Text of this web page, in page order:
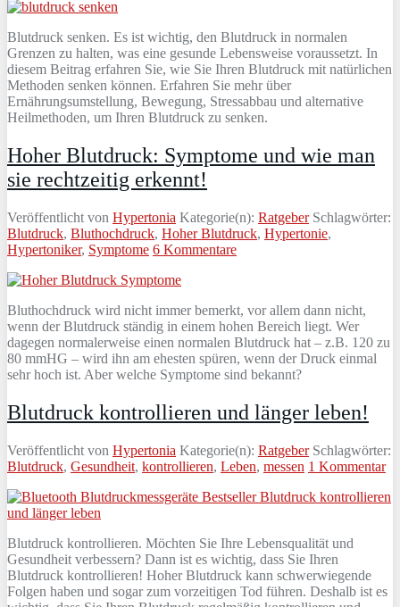
Blutdruck senken. Es ist wichtig, den Blutdruck in normalen
Grenzen zu halten, was eine gesunde Lebensweise voraussetzt. In
diesem Beitrag erfahren Sie, wie Sie Ihren Blutdruck mit natürlichen
Methoden senken können. Erfahren Sie mehr über
Ernährungsumstellung, Bewegung, Stressabbau und alternative
Heilmethoden, um Ihren Blutdruck zu senken.
Hoher Blutdruck: Symptome und wie man
sie rechtzeitig erkennt!
Veröffentlicht von Hypertonia Kategorie(n): RatgeberSchlagwörter:
Blutdruck, Bluthochdruck, Hoher Blutdruck, Hypertonie,
Hypertoniker, Symptome 6 Kommentare
Bluthochdruck wird nicht immer bemerkt, vor allem dann nicht,
wenn der Blutdruck ständig in einem hohen Bereich liegt. Wer
dagegen normalerweise einen normalen Blutdruck hat – z.B. 120 zu
80 mmHG – wird ihn am ehesten spüren, wenn der Druck einmal
sehr hoch ist. Aber welche Symptome sind bekannt?
Blutdruck kontrollieren und länger leben!
Veröffentlicht von Hypertonia Kategorie(n): RatgeberSchlagwörter:
Blutdruck, Gesundheit, kontrollieren, Leben, messen 1 Kommentar
Blutdruck kontrollieren. Möchten Sie Ihre Lebensqualität und
Gesundheit verbessern? Dann ist es wichtig, dass Sie Ihren
Blutdruck kontrollieren! Hoher Blutdruck kann schwerwiegende
Folgen haben und sogar zum vorzeitigen Tod führen. Deshalb ist es